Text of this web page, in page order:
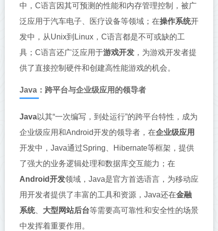
中，C语言因其可预测的性能和内存管理控制，被广
泛应用于汽车电子、医疗设备等领域；在操作系统开
发中，从Unix到Linux，C语言都是不可或缺的工
具；C语言还广泛应用于游戏开发 ，为游戏开发者提
供了直接控制硬件和创建高性能游戏的机会。
Java：跨平台与企业级应用的领导者
Java以其“一次编写，到处运行”的跨平台特性，成为
企业级应用和Android开发的领导者，在企业级应用
开发中，Java通过Spring、Hibernate等框架，提供
了强大的业务逻辑处理和数据库交互能力；在
Android开发领域，Java是官方首选语言，为移动应
用开发者提供了丰富的工具和资源，Java还在金融
系统、 大型网站后台等需要高可靠性和安全性的场景
中发挥着重要作用。